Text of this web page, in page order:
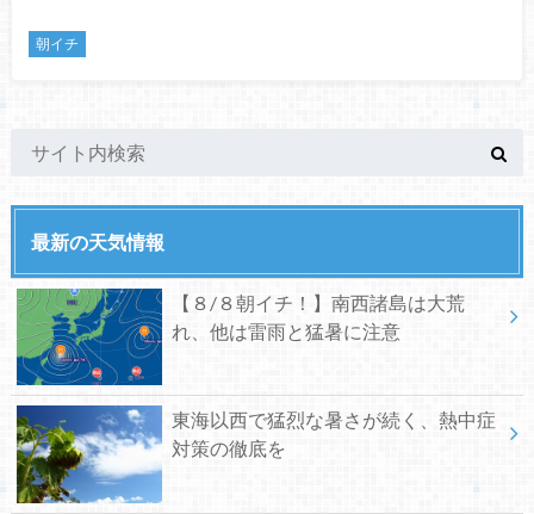
朝イチ
最新の天気情報
【８/８朝イチ！】南西諸島は大荒
れ、他は雷雨と猛暑に注意
東海以西で猛烈な暑さが続く、熱中症
対策の徹底を